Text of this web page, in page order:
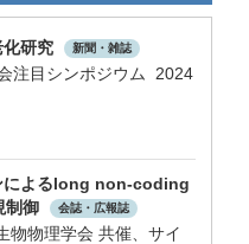
研究 新聞・雑誌
注目シンポジウム 2024
によるlong non-coding
制御
会誌・広報誌
物物理学会 共催、サイ